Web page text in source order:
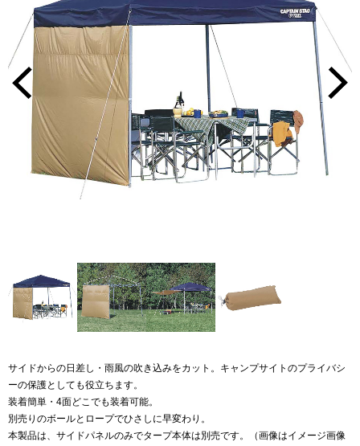
サイドからの日差し・雨風の吹き込みをカット。キャンプサイトのプライバシ
ーの保護としても役立ちます。
装着簡単・4面どこでも装着可能。
別売りのボールとロープでひさしに早変わり。
本製品は、サイドパネルのみでタープ本体は別売です。（画像はイメージ画像